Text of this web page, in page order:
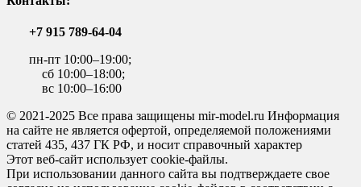
+7 915 789-64-04
пн-пт 10:00–19:00;
сб 10:00–18:00;
вс 10:00–16:00
© 2021-2025 Все права защищены mir-model.ru Информация
на сайте не является офертой, определяемой положениями
статей 435, 437 ГК РФ, и носит справочный характер
Этот веб-сайт использует cookie-файлы.
При использовании данного сайта вы подтверждаете свое